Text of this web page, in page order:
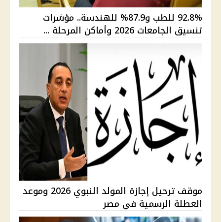
92.8% للطب و87.9% للهندسة.. مؤشرات
تنسيق الجامعات 2026 وأماكن المرحلة ...
موقف ترحيل إجازة المولد النبوي 2026 وموعد
العطلة الرسمية في مصر